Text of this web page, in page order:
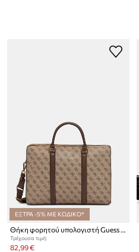
ΕΞΤΡΑ -5% ΜΕ ΚΩΔΙΚΟ*
Θήκη φορητού υπολογιστή Guess MILANO
Τρέχουσα τιμή:
82,99 €